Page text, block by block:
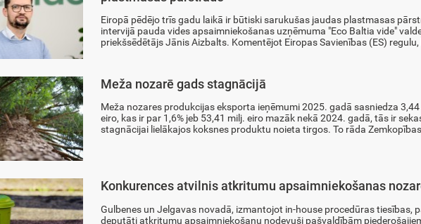
Eiropā pēdējo trīs gadu laikā ir būtiski sarukušas jaudas plastmasas
intervijā pauda vides apsaimniekošanas uzņēmuma "Eco Baltia vide"
priekšsēdētājs Jānis Aizbalts. Komentējot Eiropas Savienības (ES) regulu,
Meža nozarē gads stagnācijā
Meža nozares produkcijas eksporta ieņēmumi 2025. gadā sasniedza
eiro, kas ir par 1,6% jeb 53,41 milj. eiro mazāk nekā 2024. gadā, tās ir
stagnācijai lielākajos koksnes produktu noieta tirgos. To rāda
Konkurences atvilnis atkritumu apsaimniekošanas
Gulbenes un Jelgavas novadā, izmantojot in-house procedūras tiesības,
deputāti atkritumu apsaimniekošanu nodevuši pašvaldībām